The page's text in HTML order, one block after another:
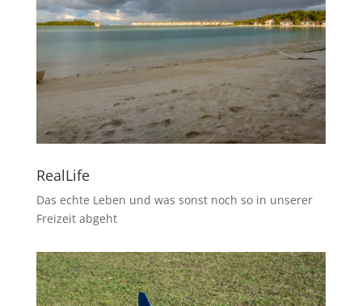
RealLife
Das echte Leben und was sonst noch so in unserer
Freizeit abgeht